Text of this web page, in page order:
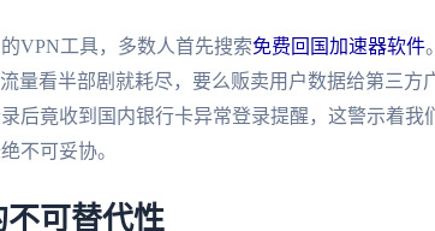
VPN工具，多数人首先搜索免费回国加速器软件
量看半部剧就耗尽，要么贩卖用户数据给第三方
后竟收到国内银行卡异常登录提醒，这警示着我
不可妥协。
可替代性